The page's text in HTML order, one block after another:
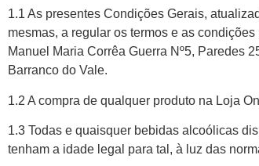
1.1 As presentes Condições Gerais,
mesmas, a regular os termos e as
Manuel Maria Corrêa Guerra Nº5, Paredes
Barranco do Vale.
1.2 A compra de qualquer produto na Loja
1.3 Todas e quaisquer bebidas alcoólicas
tenham a idade legal para tal, à luz das